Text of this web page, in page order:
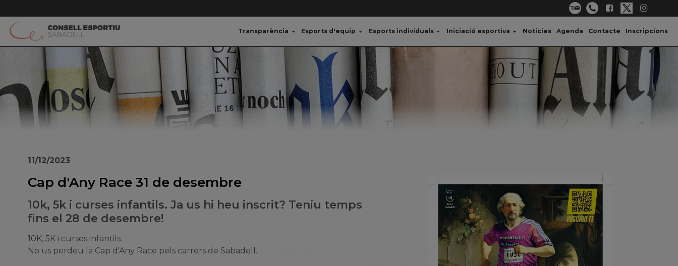
Transparència Esports d'equip Esports individuals Iniciació esportiva Notícies Agenda Contacte Inscripcions
Cap d'Any Race 31 de desembre
10k, 5k i curses infantils. Ja us hi heu inscrit? Teniu temps
fins el 28 de desembre!
11/12/2023
10K, 5K i curses infantils.
No us perdeu la Cap d'Any Race pels carrers de Sabadell.